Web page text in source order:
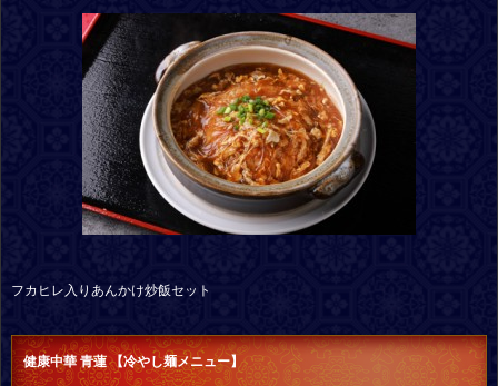
フカヒレ入りあんかけ炒飯セット
健康中華 青蓮 【冷やし麺メニュー】